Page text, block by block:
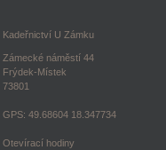
Kadeřnictví U Zámku
Zámecké náměstí 44
Frýdek-Místek
73801
GPS: 49.68604 18.347734
Otevírací hodiny